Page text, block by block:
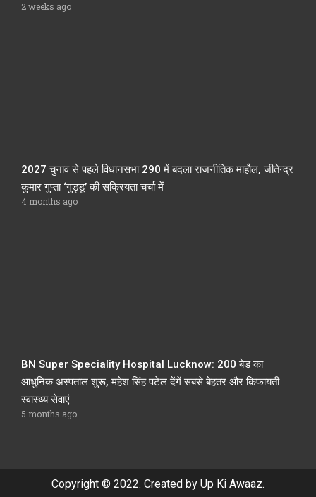
2 weeks ago
2027 चुनाव से पहले विधानसभा 290 में बदला राजनीतिक माहौल, जीतेन्द्र
कुमार गुप्ता ‘गुड्डू’ की सक्रियता चर्चा में
4 months ago
BN Super Speciality Hospital Lucknow: 200 बेड का
आधुनिक अस्पताल शुरू, महेश सिंह पटेल देंगें सबसे बेहतर और किफायती
स्वास्थ्य सेवाएं
5 months ago
Copyright © 2022. Created by Up Ki Awaaz.